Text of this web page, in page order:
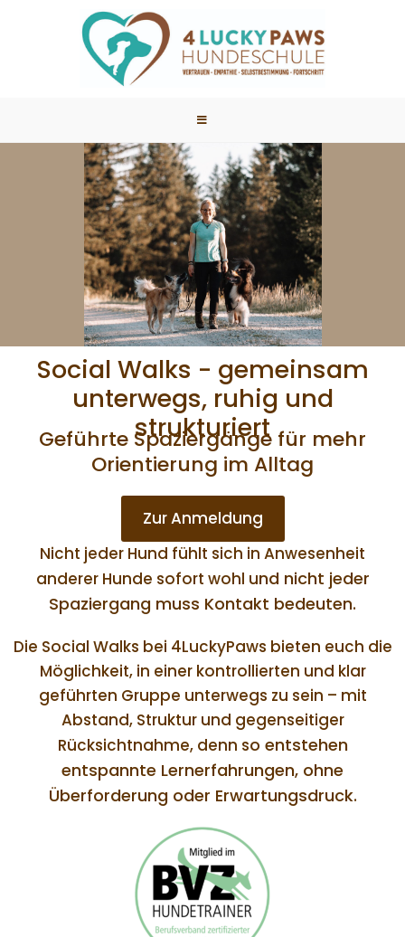
Social Walks - gemeinsam
unterwegs, ruhig und
strukturiert
Geführte Spaziergänge für mehr
Orientierung im Alltag
Zur Anmeldung
Nicht jeder Hund fühlt sich in Anwesenheit
anderer Hunde sofort wohl und nicht jeder
Spaziergang muss Kontakt bedeuten.
Die Social Walks bei 4LuckyPaws bieten euch die
Möglichkeit, in einer kontrollierten und klar
geführten Gruppe unterwegs zu sein – mit
Abstand, Struktur und gegenseitiger
Rücksichtnahme, denn so entstehen
entspannte Lernerfahrungen, ohne
Überforderung oder Erwartungsdruck.